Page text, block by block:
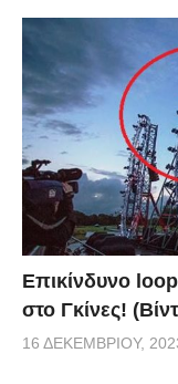
Επικίνδυνο
στο Γκίνες!
16 ΔΕΚΕΜΒΡΊΟΥ,